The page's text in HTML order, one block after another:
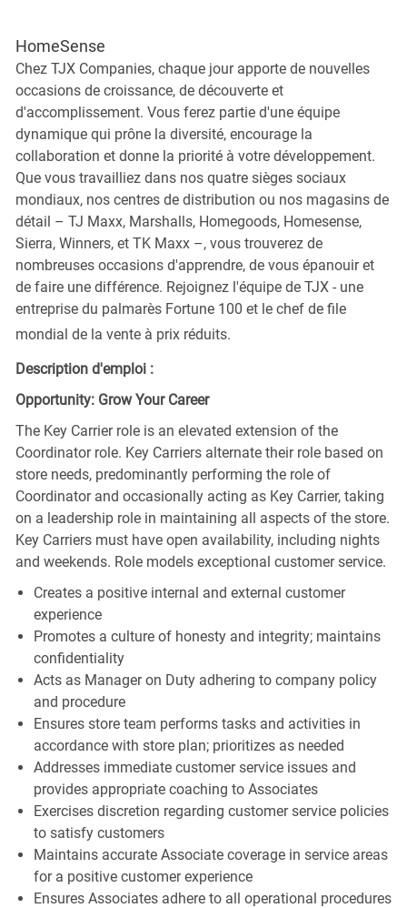
HomeSense
Chez TJX Companies, chaque jour apporte de nouvelles
occasions de croissance, de découverte et
d'accomplissement. Vous ferez partie d'une équipe
dynamique qui prône la diversité, encourage la
collaboration et donne la priorité à votre développement.
Que vous travailliez dans nos quatre sièges sociaux
mondiaux, nos centres de distribution ou nos magasins de
détail – TJ Maxx, Marshalls, Homegoods, Homesense,
Sierra, Winners, et TK Maxx –, vous trouverez de
nombreuses occasions d'apprendre, de vous épanouir et
de faire une différence. Rejoignez l'équipe de TJX - une
entreprise du palmarès Fortune 100 et le chef de file
mondial de la vente à prix réduits.
Description d'emploi :
Opportunity: Grow Your Career
The Key Carrier role is an elevated extension of the
Coordinator role. Key Carriers alternate their role based on
store needs, predominantly performing the role of
Coordinator and occasionally acting as Key Carrier, taking
on a leadership role in maintaining all aspects of the store.
Key Carriers must have open availability, including nights
and weekends. Role models exceptional customer service.
Creates a positive internal and external customer
experience
Promotes a culture of honesty and integrity; maintains
confidentiality
Acts as Manager on Duty adhering to company policy
and procedure
Ensures store team performs tasks and activities in
accordance with store plan; prioritizes as needed
Addresses immediate customer service issues and
provides appropriate coaching to Associates
Exercises discretion regarding customer service policies
to satisfy customers
Maintains accurate Associate coverage in service areas
for a positive customer experience
Ensures Associates adhere to all operational procedures